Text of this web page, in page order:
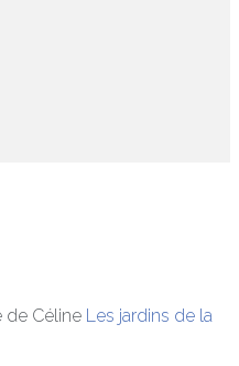
de Céline Les jardins de la